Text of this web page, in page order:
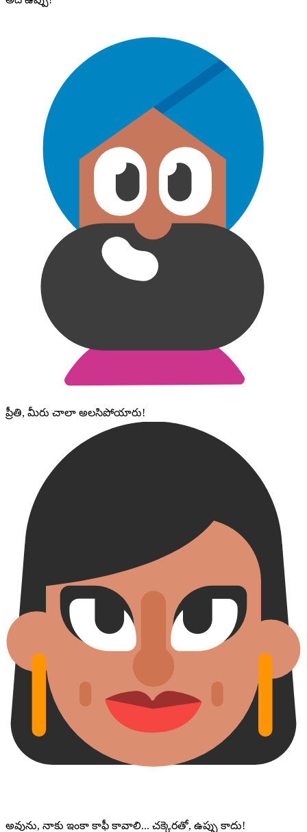
ప్రీతి, మీరు చాలా అలసిపోయారు!
అవును, నాకు ఇంకా కాఫీ కావాలి... చక్కెరతో, ఉప్పు కాదు!